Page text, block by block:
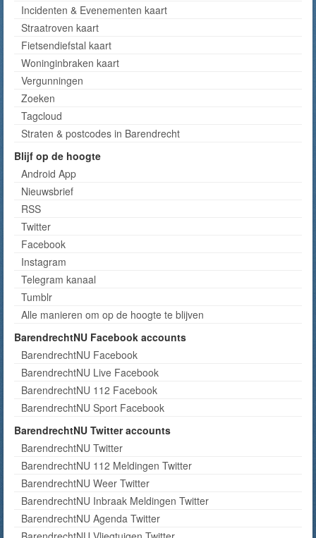
Incidenten & Evenementen kaart
Straatroven kaart
Fietsendiefstal kaart
Woninginbraken kaart
Vergunningen
Zoeken
Tagcloud
Straten & postcodes in Barendrecht
Blijf op de hoogte
Android App
Nieuwsbrief
RSS
Twitter
Facebook
Instagram
Telegram kanaal
Tumblr
Alle manieren om op de hoogte te blijven
BarendrechtNU Facebook accounts
BarendrechtNU Facebook
BarendrechtNU Live Facebook
BarendrechtNU 112 Facebook
BarendrechtNU Sport Facebook
BarendrechtNU Twitter accounts
BarendrechtNU Twitter
BarendrechtNU 112 Meldingen Twitter
BarendrechtNU Weer Twitter
BarendrechtNU Inbraak Meldingen Twitter
BarendrechtNU Agenda Twitter